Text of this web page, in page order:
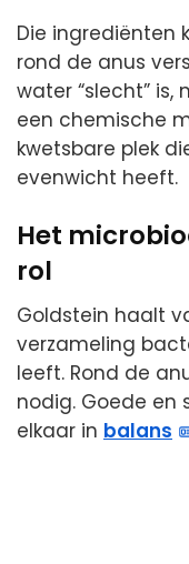
Die ingrediënten
rond de anus
water “slecht”
een chemische
kwetsbare plek
evenwicht heeft.
Het
rol
Goldstein haalt
verzameling
leeft. Rond de
nodig. Goede en
elkaar in balans